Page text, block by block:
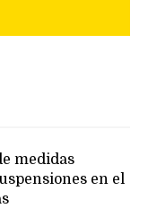
medidas
en el